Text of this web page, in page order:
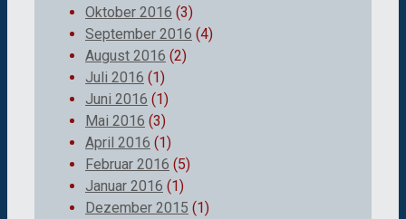
Oktober 2016 (3)
September 2016 (4)
August 2016 (2)
Juli 2016 (1)
Juni 2016 (1)
Mai 2016 (3)
April 2016 (1)
Februar 2016 (5)
Januar 2016 (1)
Dezember 2015 (1)